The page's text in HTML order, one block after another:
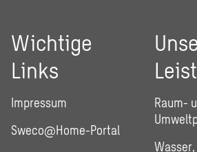
Wichtige
Links
Impressum
Sweco@Home-Portal
Raum-